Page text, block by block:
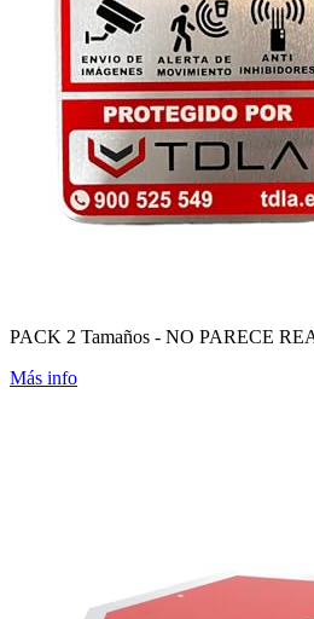
PACK 2 Tamaños - NO PARECE
Más info